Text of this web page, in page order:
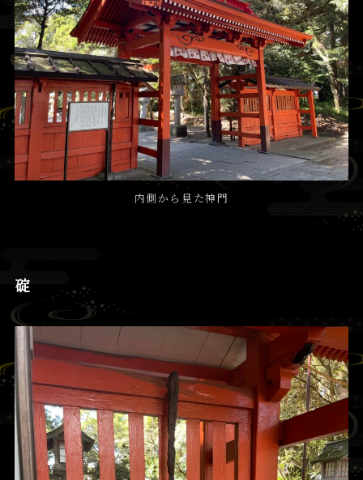
内側から見た神門
碇